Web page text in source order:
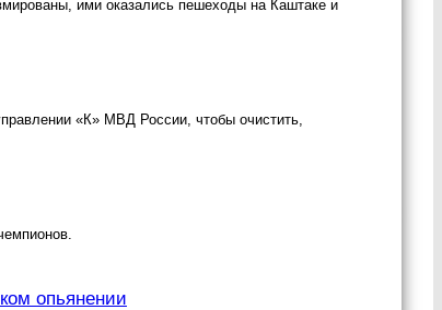
ими оказались пешеходы на Каштаке и
«К» МВД России, чтобы очистить,
опьянении